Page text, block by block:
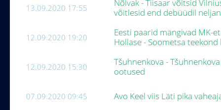
13.09.2020 17:55
Nõlvak - Tiisaar võitsid
võitlesid end debüüdil
12.09.2020 19:20
Eesti paarid mängivad MK-
Hollase - Soometsa
12.09.2020 15:30
Tšuhnenkova -
ootused
07.09.2020 09:45 Avo Keel viis Läti pika